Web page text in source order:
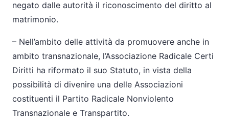
negato dalle autorità il riconoscimento del diritto al
matrimonio.
– Nell’ambito delle attività da promuovere anche in
ambito transnazionale, l’Associazione Radicale Certi
Diritti ha riformato il suo Statuto, in vista della
possibilità di divenire una delle Associazioni
costituenti il Partito Radicale Nonviolento
Transnazionale e Transpartito.